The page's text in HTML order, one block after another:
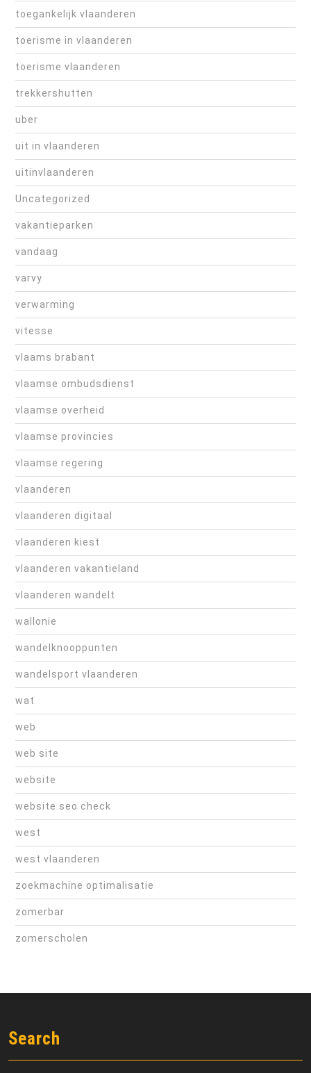
toegankelijk vlaanderen
toerisme in vlaanderen
toerisme vlaanderen
trekkershutten
uber
uit in vlaanderen
uitinvlaanderen
Uncategorized
vakantieparken
vandaag
varvy
verwarming
vitesse
vlaams brabant
vlaamse ombudsdienst
vlaamse overheid
vlaamse provincies
vlaamse regering
vlaanderen
vlaanderen digitaal
vlaanderen kiest
vlaanderen vakantieland
vlaanderen wandelt
wallonie
wandelknooppunten
wandelsport vlaanderen
wat
web
web site
website
website seo check
west
west vlaanderen
zoekmachine optimalisatie
zomerbar
zomerscholen
Search